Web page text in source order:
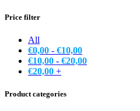
Price filter
All
€0,00 - €10,00
€10,00 - €20,00
€20,00 +
Product categories